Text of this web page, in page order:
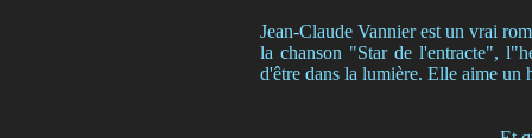
Jean-Claude Vannier est un vrai
la chanson "Star de l'entracte",
d'être dans la lumière. Elle aime un